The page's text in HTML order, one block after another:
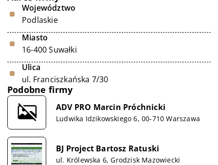
Województwo
Podlaskie
Miasto
16-400 Suwałki
Ulica
ul. Franciszkańska 7/30
Podobne firmy
ADV PRO Marcin Próchnicki
Ludwika Idzikowskiego 6, 00-710 Warszawa
BJ Project Bartosz Ratuski
ul. Królewska 6, Grodzisk Mazowiecki